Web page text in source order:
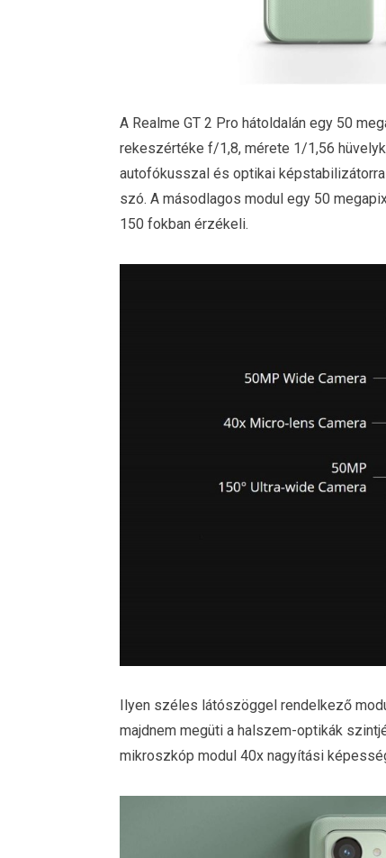
A Realme GT 2 Pro hátoldalán egy 50
rekeszértéke f/1,8, mérete 1/1,56
autofókusszal és optikai
szó. A másodlagos modul egy 50
150 fokban érzékeli.
Ilyen széles látószöggel rendelkező
majdnem megüti a halszem-optikák
mikroszkóp modul 40x nagyítási